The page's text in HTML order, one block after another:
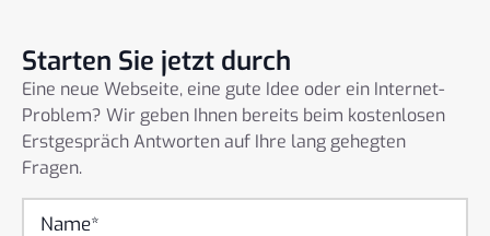
Starten Sie jetzt durch
Eine neue Webseite, eine gute Idee oder ein Internet-
Problem? Wir geben Ihnen bereits beim kostenlosen
Erstgespräch Antworten auf Ihre lang gehegten
Fragen.